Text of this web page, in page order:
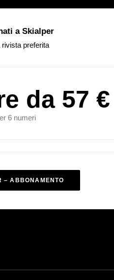
a Skialper
rivista preferita
da 57 €
6 numeri
– ABBONAMENTO